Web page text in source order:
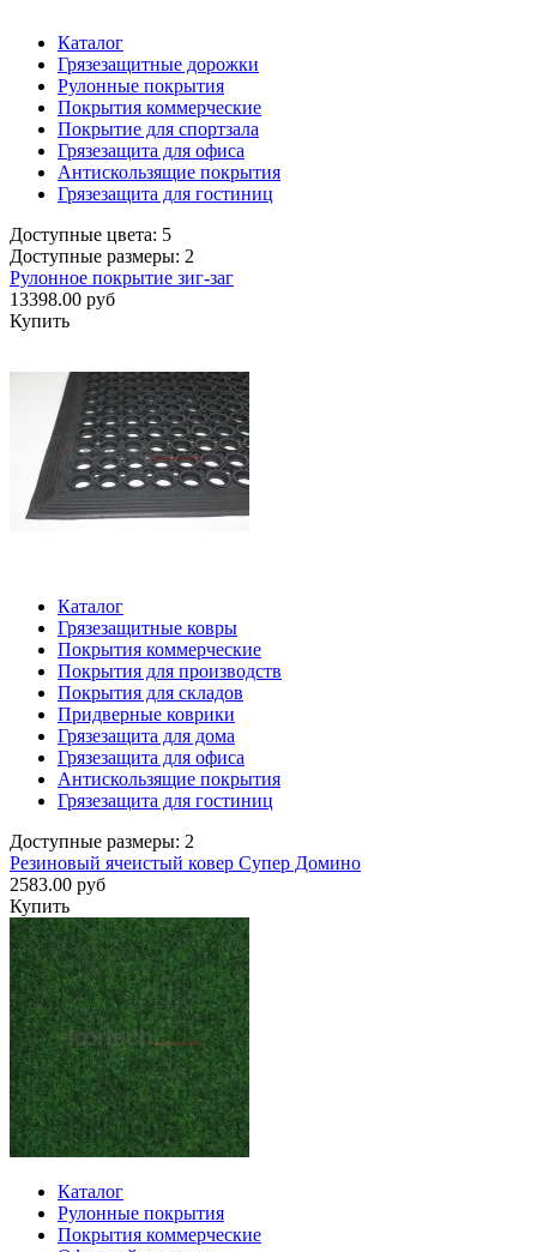
Каталог
Грязезащитные дорожки
Рулонные покрытия
Покрытия коммерческие
Покрытие для спортзала
Грязезащита для офиса
Антискользящие покрытия
Грязезащита для гостиниц
Доступные цвета: 5
Доступные размеры: 2
Рулонное покрытие зиг-заг
13398.00 руб
Купить
Каталог
Грязезащитные ковры
Покрытия коммерческие
Покрытия для производств
Покрытия для складов
Придверные коврики
Грязезащита для дома
Грязезащита для офиса
Антискользящие покрытия
Грязезащита для гостиниц
Доступные размеры: 2
Резиновый ячеистый ковер Супер Домино
2583.00 руб
Купить
Каталог
Рулонные покрытия
Покрытия коммерческие